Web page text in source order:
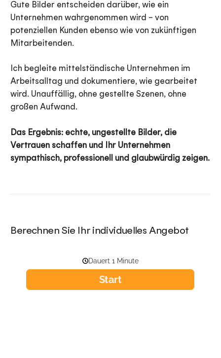
Gute Bilder entscheiden darüber, wie ein
Unternehmen wahrgenommen wird – von
potenziellen Kunden ebenso wie von zukünftigen
Mitarbeitenden.
Ich begleite mittelständische Unternehmen im
Arbeitsalltag und dokumentiere, wie gearbeitet
wird. Unauffällig, ohne gestellte Szenen, ohne
großen Aufwand.
Das Ergebnis: echte, ungestellte Bilder, die
Vertrauen schaffen und Ihr Unternehmen
sympathisch, professionell und glaubwürdig zeigen.
Berechnen Sie Ihr individuelles Angebot